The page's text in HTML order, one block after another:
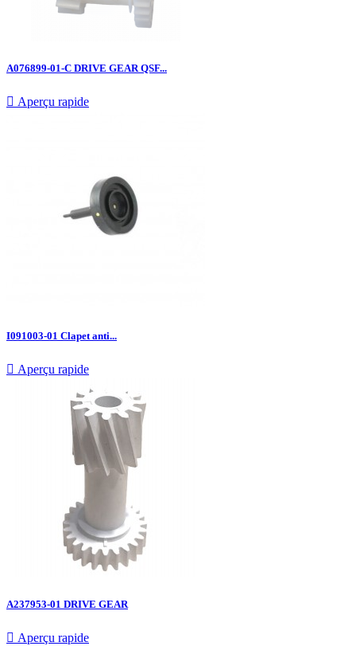
A076899-01-C DRIVE GEAR QSF...
 Aperçu rapide
I091003-01 Clapet anti...
 Aperçu rapide
A237953-01 DRIVE GEAR
 Aperçu rapide